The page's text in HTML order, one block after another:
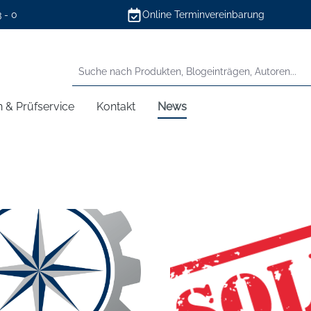
- 0 Online Terminvereinbarung
& Prüfservice Kontakt News